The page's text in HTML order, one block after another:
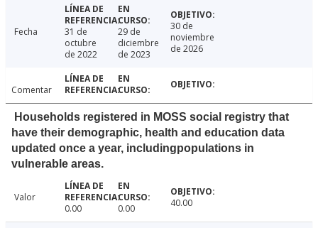
Fecha
31 de
octubre
de 2022
29 de
diciembre
de 2023
30 de
noviembre
de 2026
Comentar
Households registered in MOSS social registry that
have their demographic, health and education data
updated once a year, includingpopulations in
vulnerable areas.
Valor
0.00
0.00 40.00